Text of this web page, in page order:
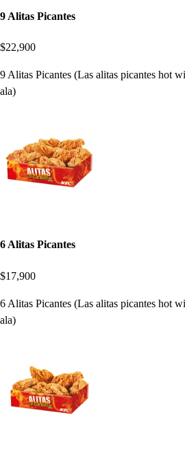
9 Alitas Picantes
$22,900
9 Alitas Picantes (Las alitas picantes hot
ala)
6 Alitas Picantes
$17,900
6 Alitas Picantes (Las alitas picantes hot
ala)